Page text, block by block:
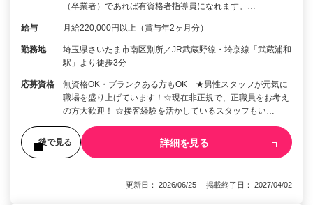
（卒業者）であれば有資格者指導員になれます。…
給与 月給220,000円以上（賞与年2ヶ月分）
勤務地
埼玉県さいたま市南区別所／JR武蔵野線・埼京線「武蔵浦和
駅」より徒歩3分
応募資格
無資格OK・ブランクある方もOK ★男性スタッフが元気に
職場を盛り上げています！☆現在非正規で、正職員をお考え
の方大歓迎！ ☆接客経験を活かしているスタッフもい…
後で見る 詳細を見る
更新日： 2026/06/25 掲載終了日： 2027/04/02